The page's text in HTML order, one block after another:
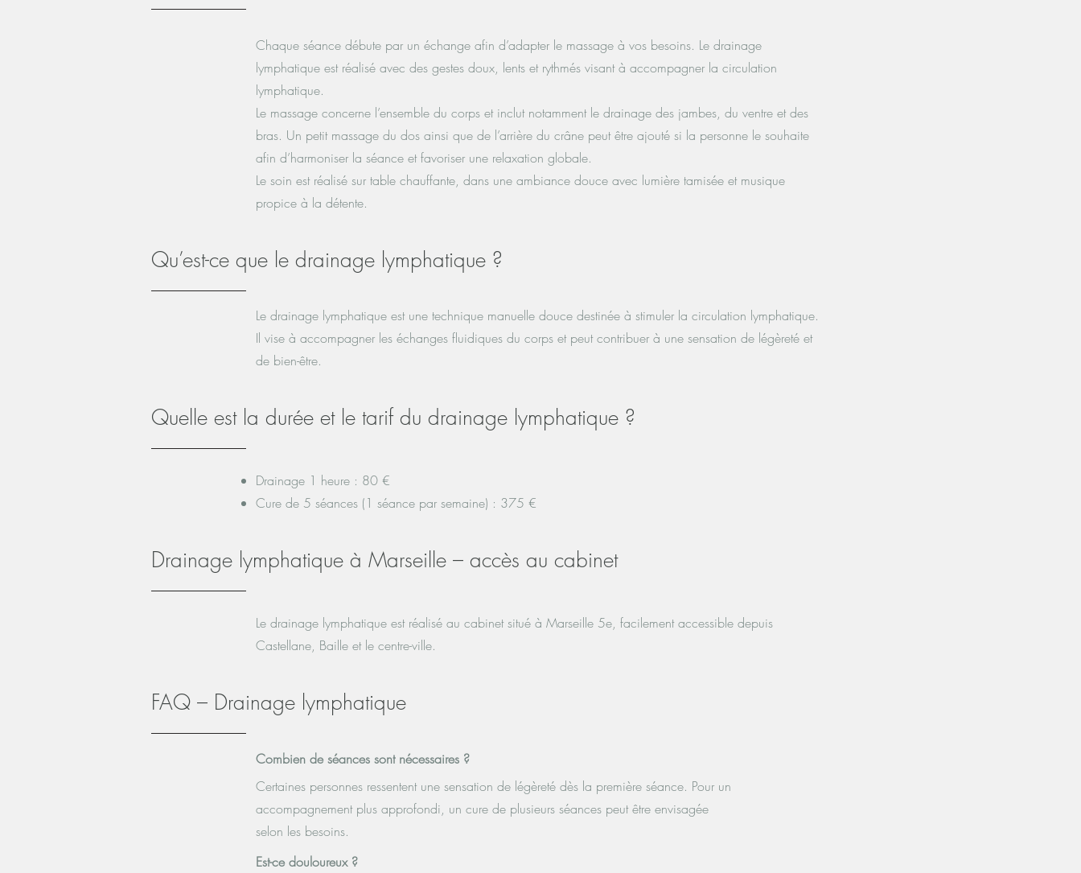
Chaque séance débute par un échange afin d’adapter le massage à vos besoins. Le drainage
lymphatique est réalisé avec des gestes doux, lents et rythmés visant à accompagner la circulation
lymphatique.
Le massage concerne l’ensemble du corps et inclut notamment le drainage des jambes, du ventre et des
bras. Un petit massage du dos ainsi que de l’arrière du crâne peut être ajouté si la personne le souhaite
afin d’harmoniser la séance et favoriser une relaxation globale.
Le soin est réalisé sur table chauffante, dans une ambiance douce avec lumière tamisée et musique
propice à la détente.
Qu’est-ce que le drainage lymphatique ?
Le drainage lymphatique est une technique manuelle douce destinée à stimuler la circulation lymphatique.
Il vise à accompagner les échanges fluidiques du corps et peut contribuer à une sensation de légèreté et
de bien-être.
Quelle est la durée et le tarif du drainage lymphatique ?
Drainage 1 heure : 80 €
Cure de 5 séances (1 séance par semaine) : 375 €
Drainage lymphatique à Marseille – accès au cabinet
Le drainage lymphatique est réalisé au cabinet situé à Marseille 5e, facilement accessible depuis
Castellane, Baille et le centre-ville.
FAQ – Drainage lymphatique
Combien de séances sont nécessaires ?
Certaines personnes ressentent une sensation de légèreté dès la première séance. Pour un
accompagnement plus approfondi, un cure de plusieurs séances peut être envisagée
selon les besoins.
Est-ce douloureux ?